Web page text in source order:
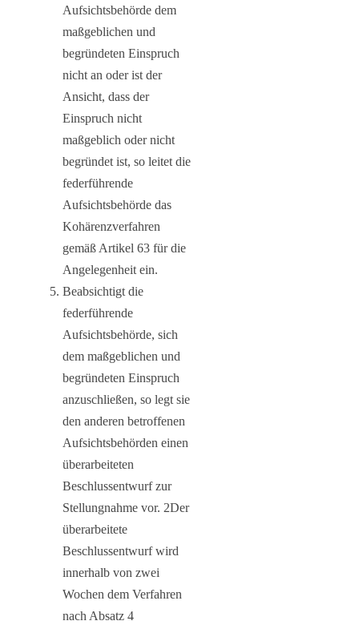
Aufsichtsbehörde dem
maßgeblichen und
begründeten Einspruch
nicht an oder ist der
Ansicht, dass der
Einspruch nicht
maßgeblich oder nicht
begründet ist, so leitet die
federführende
Aufsichtsbehörde das
Kohärenzverfahren
gemäß Artikel 63 für die
Angelegenheit ein.
Beabsichtigt die
federführende
Aufsichtsbehörde, sich
dem maßgeblichen und
begründeten Einspruch
anzuschließen, so legt sie
den anderen betroffenen
Aufsichtsbehörden einen
überarbeiteten
Beschlussentwurf zur
Stellungnahme vor. 2Der
überarbeitete
Beschlussentwurf wird
innerhalb von zwei
Wochen dem Verfahren
nach Absatz 4